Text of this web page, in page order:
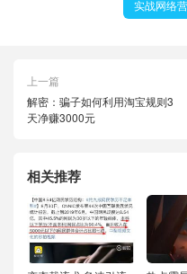
实战网络
上一篇
解密：骗子如何利用淘宝规则3
天净赚3000元
相关推荐